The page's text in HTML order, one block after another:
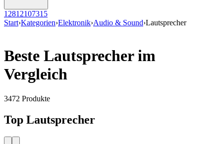
1 281 2107315
Start›Kategorien›Elektronik›Audio & Sound›Lautsprecher
Beste Lautsprecher im
Vergleich
3472 Produkte
Top Lautsprecher